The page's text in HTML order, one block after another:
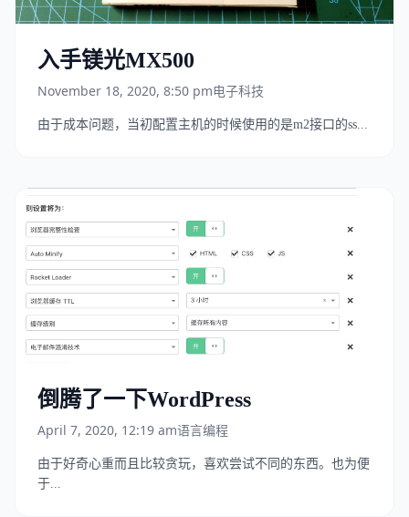
入手镁光MX500
November 18, 2020, 8:50 pm电子科技
由于成本问题，当初配置主机的时候使用的是m2接口的ss...
倒腾了一下WordPress
April 7, 2020, 12:19 am语言编程
由于好奇心重而且比较贪玩，喜欢尝试不同的东西。也为便
于...